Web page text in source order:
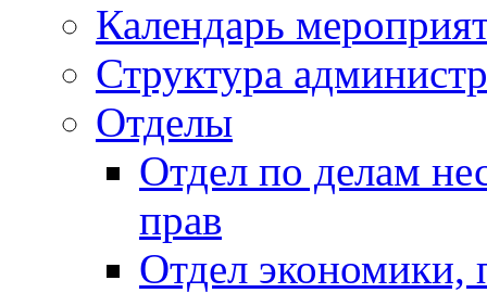
Календарь
Структура
Отделы
Отдел по делам
прав
Отдел экономики,